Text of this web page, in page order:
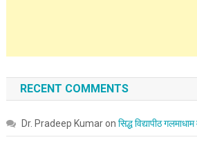
RECENT COMMENTS
Dr. Pradeep Kumaron सिद्ध विद्यापीठ